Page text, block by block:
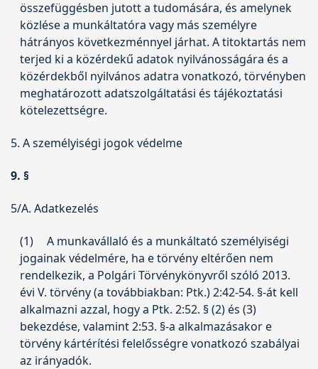
összefüggésben jutott a tudomására, és amelynek
közlése a munkáltatóra vagy más személyre
hátrányos következménnyel járhat. A titoktartás nem
terjed ki a közérdekű adatok nyilvánosságára és a
közérdekből nyilvános adatra vonatkozó, törvényben
meghatározott adatszolgáltatási és tájékoztatási
kötelezettségre.
5. A személyiségi jogok védelme
9. §
5/A. Adatkezelés
(1)
A munkavállaló és a munkáltató személyiségi
jogainak védelmére, ha e törvény eltérően nem
rendelkezik, a Polgári Törvénykönyvről szóló 2013.
évi V. törvény(a továbbiakban: Ptk.) 2:42-54. §-át kell
alkalmazni azzal, hogy a Ptk. 2:52. § (2) és (3)
bekezdése, valamint 2:53. §-a alkalmazásakor e
törvény kártérítési felelősségre vonatkozó szabályai
az irányadók.